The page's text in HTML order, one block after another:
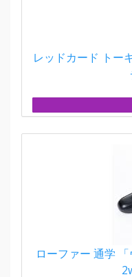
レッドカード トー
ローファー 通学